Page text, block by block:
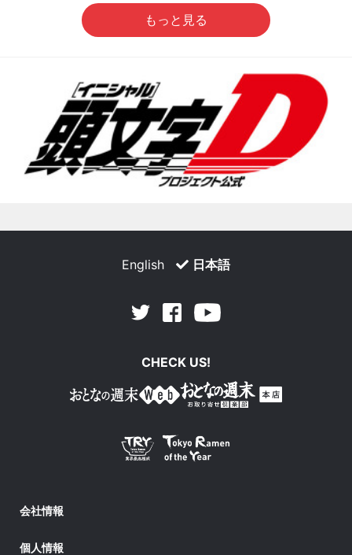
もっと見る
English 日本語
Twitter Facebook
CHECK US!
会社情報
個人情報